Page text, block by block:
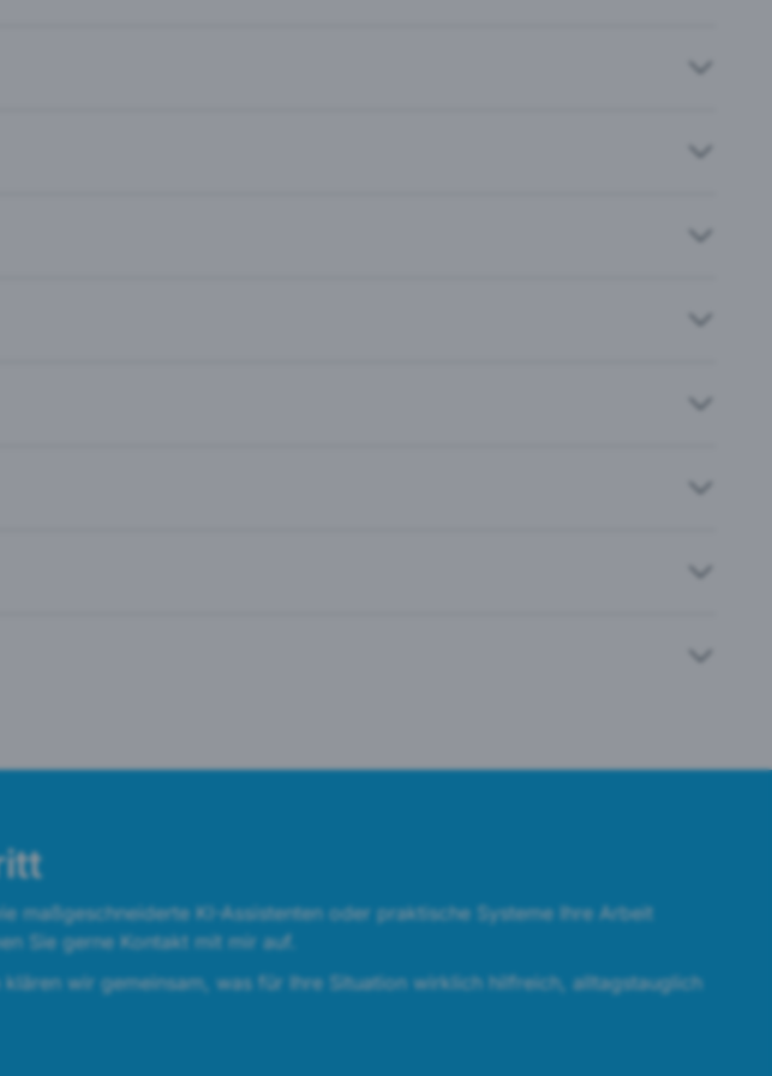
maßgeschneiderte KI-Assistenten oder praktische Systeme Ihre Arbeit
Sie gerne Kontakt mit mir auf.
wir gemeinsam, was für Ihre Situation wirklich hilfreich, alltagstauglich